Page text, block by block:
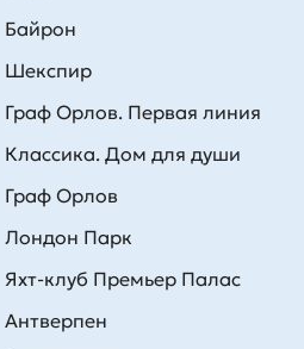
Байрон
Шекспир
Граф Орлов. Первая линия
Классика. Дом для души
Граф Орлов
Лондон Парк
Яхт-клуб Премьер Палас
Антверпен